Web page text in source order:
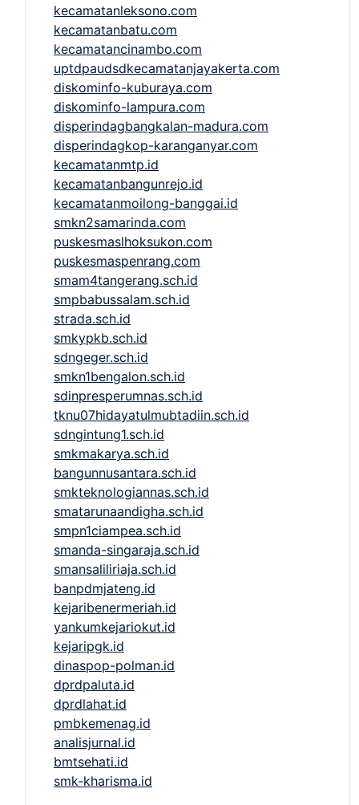
kecamatanleksono.com
kecamatanbatu.com
kecamatancinambo.com
uptdpaudsdkecamatanjayakerta.com
diskominfo-kuburaya.com
diskominfo-lampura.com
disperindagbangkalan-madura.com
disperindagkop-karanganyar.com
kecamatanmtp.id
kecamatanbangunrejo.id
kecamatanmoilong-banggai.id
smkn2samarinda.com
puskesmaslhoksukon.com
puskesmaspenrang.com
smam4tangerang.sch.id
smpbabussalam.sch.id
strada.sch.id
smkypkb.sch.id
sdngeger.sch.id
smkn1bengalon.sch.id
sdinpresperumnas.sch.id
tknu07hidayatulmubtadiin.sch.id
sdngintung1.sch.id
smkmakarya.sch.id
bangunnusantara.sch.id
smkteknologiannas.sch.id
smatarunaandigha.sch.id
smpn1ciampea.sch.id
smanda-singaraja.sch.id
smansaliliriaja.sch.id
banpdmjateng.id
kejaribenermeriah.id
yankumkejariokut.id
kejaripgk.id
dinaspop-polman.id
dprdpaluta.id
dprdlahat.id
pmbkemenag.id
analisjurnal.id
bmtsehati.id
smk-kharisma.id